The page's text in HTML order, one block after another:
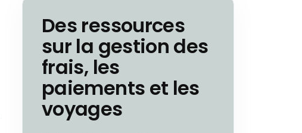
Des ressources
sur la gestion des
frais, les
paiements et les
voyages